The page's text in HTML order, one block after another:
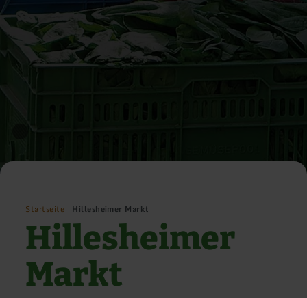
Startseite Hillesheimer Markt
Hillesheimer
Markt